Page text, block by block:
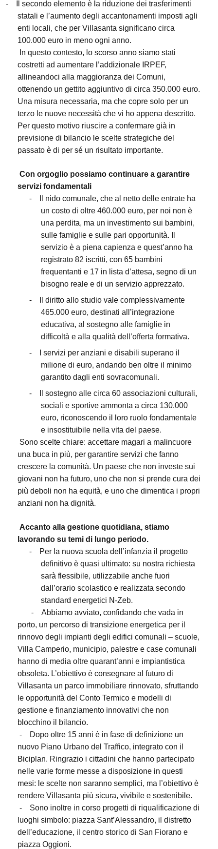
-
Il secondo elemento è la riduzione dei trasferimenti
statali e l’aumento degli accantonamenti imposti agli
enti locali, che per Villasanta significano circa
100.000 euro in meno ogni anno.
In questo contesto, lo scorso anno siamo stati
costretti ad aumentare l’addizionale IRPEF,
allineandoci alla maggioranza dei Comuni,
ottenendo un gettito aggiuntivo di circa 350.000 euro.
Una misura necessaria, ma che copre solo per un
terzo le nuove necessità che vi ho appena descritto.
Per questo motivo riuscire a confermare già in
previsione di bilancio le scelte strategiche del
passato è di per sé un risultato importante.
Con orgoglio possiamo continuare a garantire
servizi fondamentali
-
Il nido comunale, che al netto delle entrate ha
un costo di oltre 460.000 euro, per noi non è
una perdita, ma un investimento sui bambini,
sulle famiglie e sulle pari opportunità. Il
servizio è a piena capienza e quest’anno ha
registrato 82 iscritti, con 65 bambini
frequentanti e 17 in lista d’attesa, segno di un
bisogno reale e di un servizio apprezzato.
-
Il diritto allo studio vale complessivamente
465.000 euro, destinati all’integrazione
educativa, al sostegno alle famiglie in
difficoltà e alla qualità dell’offerta formativa.
-
I servizi per anziani e disabili superano il
milione di euro, andando ben oltre il minimo
garantito dagli enti sovracomunali.
-
Il sostegno alle circa 60 associazioni culturali,
sociali e sportive ammonta a circa 130.000
euro, riconoscendo il loro ruolo fondamentale
e insostituibile nella vita del paese.
Sono scelte chiare: accettare magari a malincuore
una buca in più, per garantire servizi che fanno
crescere la comunità. Un paese che non investe sui
giovani non ha futuro, uno che non si prende cura dei
più deboli non ha equità, e uno che dimentica i propri
anziani non ha dignità.
Accanto alla gestione quotidiana, stiamo
lavorando su temi di lungo periodo.
-
Per la nuova scuola dell’infanzia il progetto
definitivo è quasi ultimato: su nostra richiesta
sarà flessibile, utilizzabile anche fuori
dall’orario scolastico e realizzata secondo
standard energetici N-Zeb.
-
Abbiamo avviato, confidando che vada in
porto, un percorso di transizione energetica per il
rinnovo degli impianti degli edifici comunali – scuole,
Villa Camperio, municipio, palestre e case comunali
hanno di media oltre quarant’anni e impiantistica
obsoleta. L’obiettivo è consegnare al futuro di
Villasanta un parco immobiliare rinnovato, sfruttando
le opportunità del Conto Termico e modelli di
gestione e finanziamento innovativi che non
blocchino il bilancio.
-
Dopo oltre 15 anni è in fase di definizione un
nuovo Piano Urbano del Traffico, integrato con il
Biciplan. Ringrazio i cittadini che hanno partecipato
nelle varie forme messe a disposizione in questi
mesi: le scelte non saranno semplici, ma l’obiettivo è
rendere Villasanta più sicura, vivibile e sostenibile.
-
Sono inoltre in corso progetti di riqualificazione di
luoghi simbolo: piazza Sant’Alessandro, il distretto
dell’educazione, il centro storico di San Fiorano e
piazza Oggioni.